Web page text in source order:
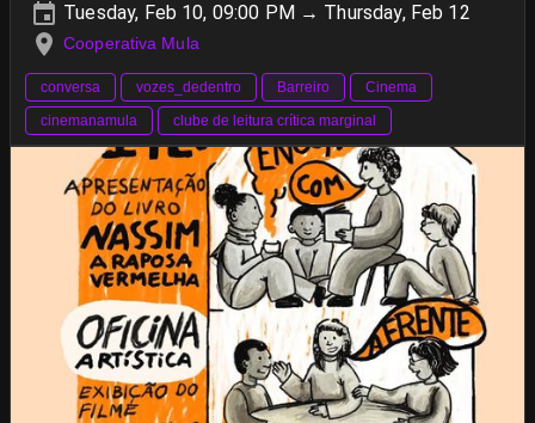
Tuesday, Feb 10, 09:00 PM → Thursday, Feb 12
Cooperativa Mula
conversa vozes_dedentro Barreiro
Cinema
cinemanamula
clube de leitura crítica marginal